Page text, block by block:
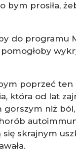
bym prosiła,
do programu
pomogłoby
poprzeć
która od lat
gorszym niż
skrajnym